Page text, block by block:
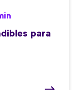
para